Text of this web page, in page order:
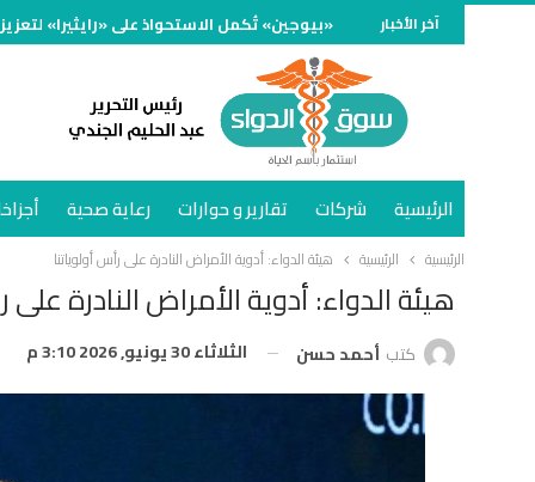
آخر الأخبار «بيوجين» تُكمل الاستحواذ على «رايثيرا»
الرئيسية شركات تقارير و حوارات رعاية صحية
الرئيسية الرئيسية هيئة الدواء: أدوية الأمراض النادرة على رأس أولوياتنا
هيئة الدواء: أدوية الأمراض النادرة على
كتب أحمد حسن الثلاثاء 30 يونيو, 2026 3:10 م